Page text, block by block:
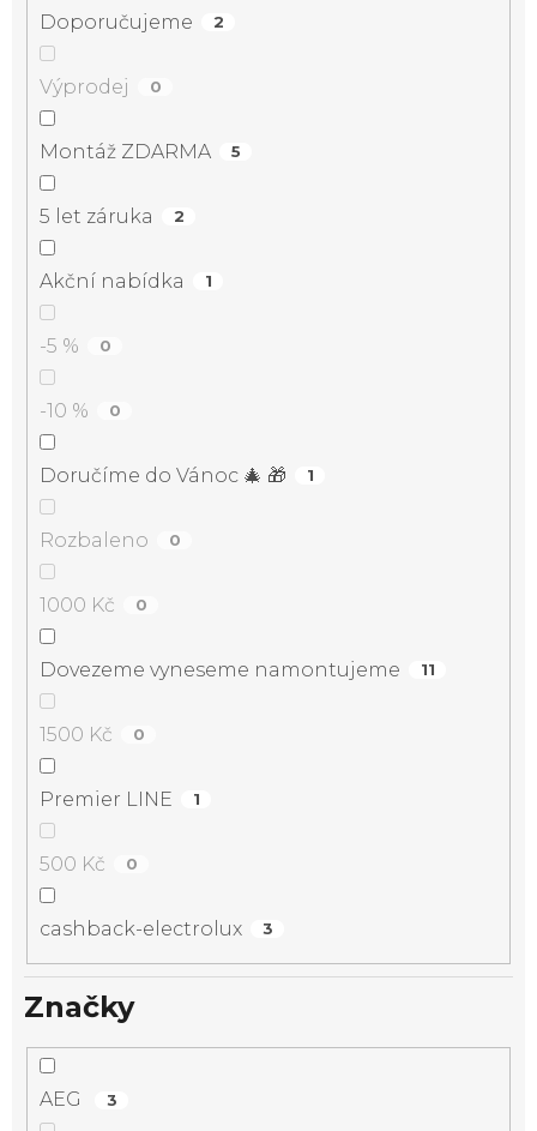
Doporučujeme 2
Výprodej 0
Montáž ZDARMA 5
5 let záruka 2
Akční nabídka 1
-5 % 0
-10 % 0
Doručíme do Vánoc 🎄 🎁 1
Rozbaleno 0
1000 Kč 0
Dovezeme vyneseme namontujeme 11
1500 Kč 0
Premier LINE 1
500 Kč 0
cashback-electrolux 3
Značky
AEG 3